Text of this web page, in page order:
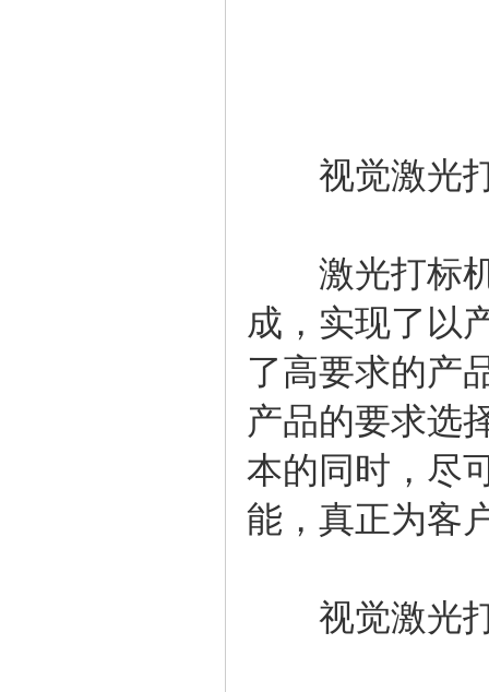
视觉激光
激光打标机
成，实现了以
了高要求的产
产品的要求选
本的同时，尽
能，真正为客
视觉激光打